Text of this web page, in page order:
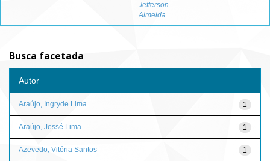
Jefferson
Almeida
Busca facetada
Autor
1
Araújo, Ingryde Lima
1
Araújo, Jessé Lima
1
Azevedo, Vitória Santos